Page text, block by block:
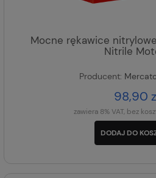
Mocne rękawice nitrylowe
Nitrile
Producent:
98,90
zawiera 8% VAT, bez
DODAJ DO